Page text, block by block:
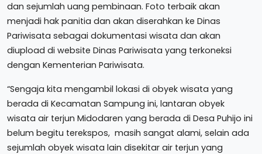
dan sejumlah uang pembinaan. Foto terbaik akan
menjadi hak panitia dan akan diserahkan ke Dinas
Pariwisata sebagai dokumentasi wisata dan akan
diupload di website Dinas Pariwisata yang terkoneksi
dengan Kementerian Pariwisata.
“Sengaja kita mengambil lokasi di obyek wisata yang
berada di Kecamatan Sampung ini, lantaran obyek
wisata air terjun Midodaren yang berada di Desa Puhijo ini
belum begitu terekspos, masih sangat alami, selain ada
sejumlah obyek wisata lain disekitar air terjun yang